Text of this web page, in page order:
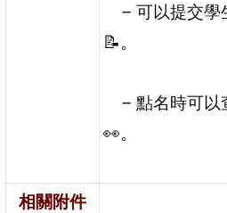
– 可以提交學
📝。
– 點名時可以
👀。
相關附件